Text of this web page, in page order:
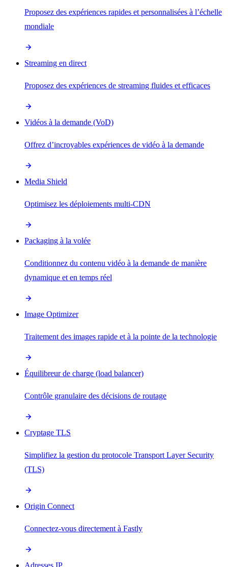
Proposez des expériences rapides et personnalisées à l’échelle
mondiale
Streaming en direct
Proposez des expériences de streaming fluides et efficaces
Vidéos à la demande (VoD)
Offrez d’incroyables expériences de vidéo à la demande
Media Shield
Optimisez les déploiements multi-CDN
Packaging à la volée
Conditionnez du contenu vidéo à la demande de manière
dynamique et en temps réel
Image Optimizer
Traitement des images rapide et à la pointe de la technologie
Équilibreur de charge (load balancer)
Contrôle granulaire des décisions de routage
Cryptage TLS
Simplifiez la gestion du protocole Transport Layer Security
(TLS)
Origin Connect
Connectez-vous directement à Fastly
Adresses IP